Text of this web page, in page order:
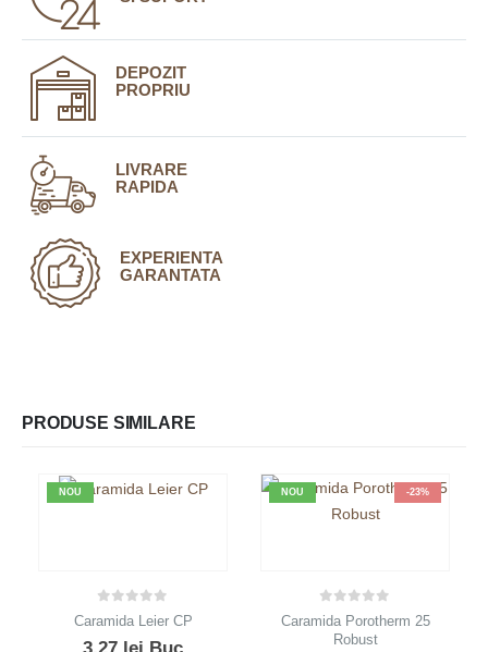
DEPOZIT
PROPRIU
LIVRARE
RAPIDA
EXPERIENTA
GARANTATA
PRODUSE SIMILARE
NOU
out of 5
Caramida Leier CP
NOU -23%
0 out of 5
Caramida Porotherm 25
Robust